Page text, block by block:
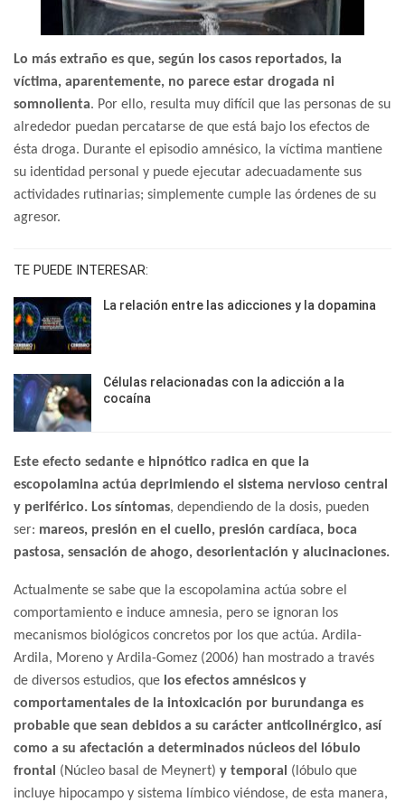
Lo más extraño es que, según los casos reportados, la
víctima, aparentemente, no parece estar drogada ni
somnolienta. Por ello, resulta muy difícil que las personas de su
alrededor puedan percatarse de que está bajo los efectos de
ésta droga. Durante el episodio amnésico, la víctima mantiene
su identidad personal y puede ejecutar adecuadamente sus
actividades rutinarias; simplemente cumple las órdenes de su
agresor.
TE PUEDE INTERESAR:
La relación entre las adicciones y la dopamina
Células relacionadas con la adicción a la
cocaína
Este efecto sedante e hipnótico radica en que la
escopolamina actúa deprimiendo el sistema nervioso central
y periférico. Los síntomas, dependiendo de la dosis, pueden
ser: mareos, presión en el cuello, presión cardíaca, boca
pastosa, sensación de ahogo, desorientación y alucinaciones.
Actualmente se sabe que la escopolamina actúa sobre el
comportamiento e induce amnesia, pero se ignoran los
mecanismos biológicos concretos por los que actúa. Ardila-
Ardila, Moreno y Ardila-Gomez (2006) han mostrado a través
de diversos estudios, que los efectos amnésicos y
comportamentales de la intoxicación por burundanga es
probable que sean debidos a su carácter anticolinérgico, así
como a su afectación a determinados núcleos del lóbulo
frontal
(Núcleo basal de Meynert) y temporal
(lóbulo que
incluye hipocampo y sistema límbico viéndose, de esta manera,